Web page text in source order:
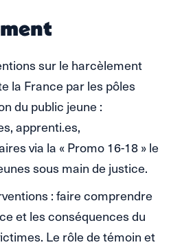
sur le harcèlement
la France par les pôles
du public jeune :
apprenti.es,
via la « Promo 16-18 » le
sous main de justice.
: faire comprendre
et les conséquences du
Le rôle de témoin et